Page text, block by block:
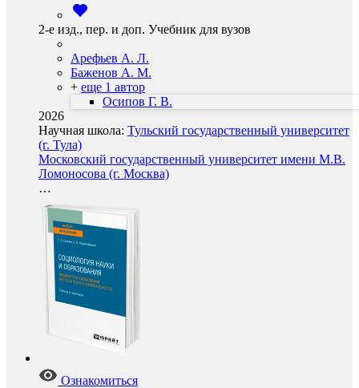
2-е изд., пер. и доп. Учебник для вузов
Арефьев А. Л.
Баженов А. М.
+ еще 1 автор
Осипов Г. В.
2026
Научная школа: Тульский государственный университет
(г. Тула)
Московский государственный университет имени М.В.
Ломоносова (г. Москва)
…
Ознакомиться